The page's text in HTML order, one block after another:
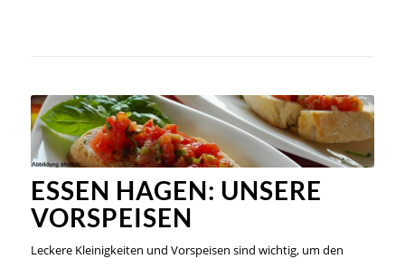
ESSEN HAGEN: UNSERE
VORSPEISEN
Leckere Kleinigkeiten und Vorspeisen sind wichtig, um den